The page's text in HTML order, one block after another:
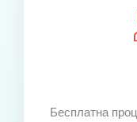
Бесплатна